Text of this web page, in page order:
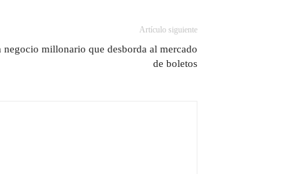
Artículo siguiente
millonario que desborda al mercado
de boletos